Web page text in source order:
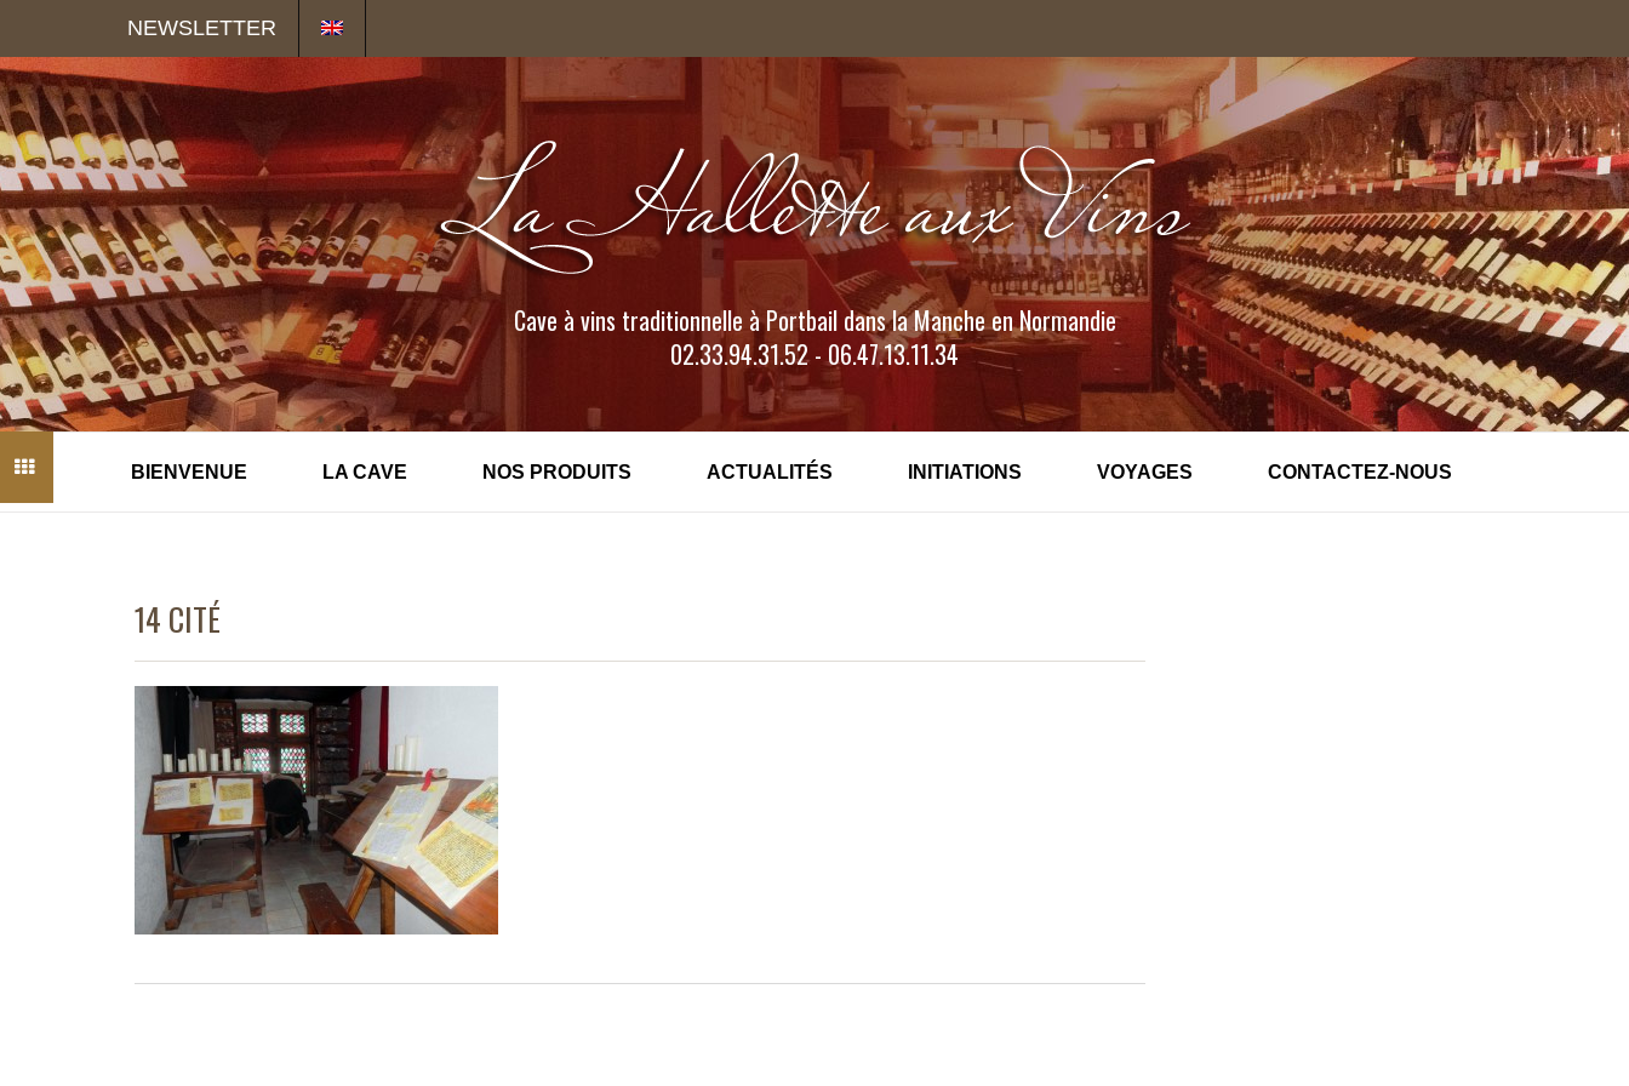
NEWSLETTER
Cave à vins traditionnelle à Portbail dans la Manche en Normandie
02.33.94.31.52 - 06.47.13.11.34
BIENVENUE LA CAVE NOS PRODUITS ACTUALITÉS INITIATIONS VOYAGES CONTACTEZ-NOUS
14 CITÉ
Panneau de gestion des cookies